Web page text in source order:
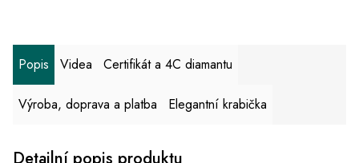
Popis Videa Certifikát a 4C diamantu
Výroba, doprava a platba Elegantní krabička